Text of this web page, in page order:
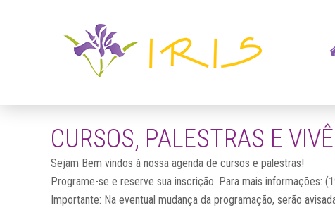
CURSOS, PALESTRAS E
Sejam Bem vindos à nossa agenda de cursos e palestras!
Programe-se e reserve sua inscrição. Para mais informações:
Importante: Na eventual mudança da programação, serão